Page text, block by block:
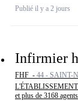
Publié il y a 2 jours
Infirmier
FHF - 44 - SAINT-
L'ÉTABLISSEMENT
et plus de 3168